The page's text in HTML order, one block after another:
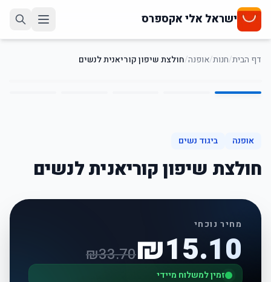
ישראל אלי אקספרס
דף הבית/חנות/אופנה/חולצת שיפון קוריאנית לנשים
1
/
5
אופנה ביגוד נשים
חולצת שיפון קוריאנית לנשים
מחיר נוכחי
₪15.10
₪33.70
זמין למשלוח מיידי